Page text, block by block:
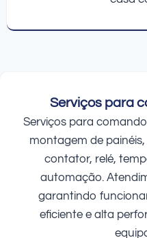
Serviços para
Serviços para
montagem de
contator, relé,
automação.
garantindo
eficiente e alta